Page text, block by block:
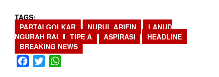
TAGS
PARTAI GOLKAR
NURUL ARIFIN
LANUD
NGURAH RAI
TIPE A ASPIRASI
HEADLINE
BREAKING NEWS
Facebook
Twitter